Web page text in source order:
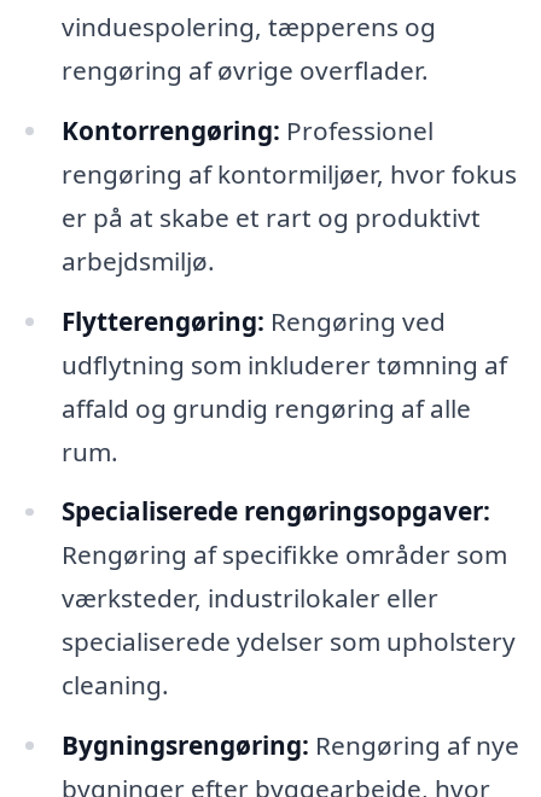
vinduespolering, tæpperens og
rengøring af øvrige overflader.
Kontorrengøring: Professionel
rengøring af kontormiljøer, hvor fokus
er på at skabe et rart og produktivt
arbejdsmiljø.
Flytterengøring: Rengøring ved
udflytning som inkluderer tømning af
affald og grundig rengøring af alle
rum.
Specialiserede rengøringsopgaver:
Rengøring af specifikke områder som
værksteder, industrilokaler eller
specialiserede ydelser som upholstery
cleaning.
Bygningsrengøring: Rengøring af nye
bygninger efter byggearbejde, hvor